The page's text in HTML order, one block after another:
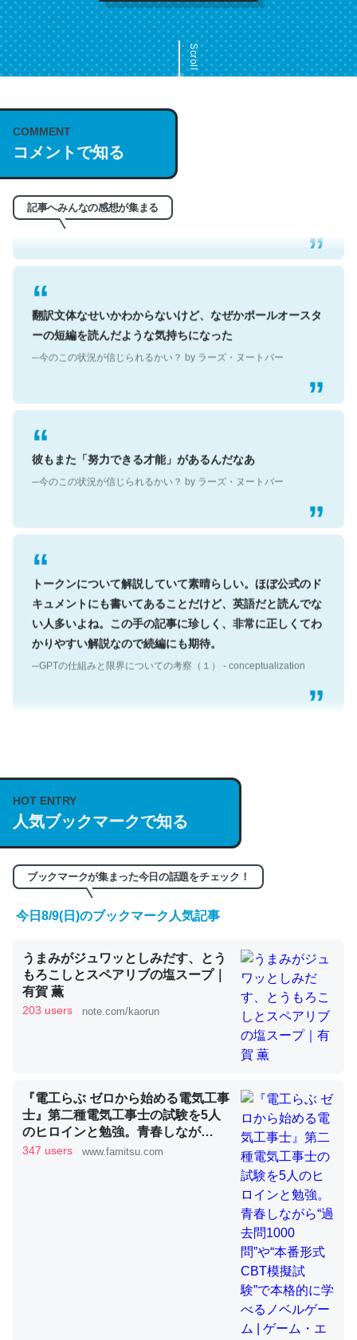
Scroll
COMMENT
コメントで知る
記事へみんなの感想が集まる
これは名文。彼はとてもクレバーなんだろうなと凄く思
う。英語少しでも読める人は原文もお勧め。自分はこの流
れ好き。Let’s Fucking Go. Then Covid hit. Shit.
─今のこの状況が信じられるかい？ by ラーズ・ヌートバー
翻訳文体なせいかわからないけど、なぜかポールオースタ
ーの短編を読んだような気持ちになった
彼もまた「努力できる才能」があるんだなあ
トークンについて解説していて素晴らしい。ほぼ公式のド
キュメントにも書いてあることだけど、英語だと読んでな
い人多いよね。この手の記事に珍しく、非常に正しくてわ
かりやすい解説なので続編にも期待。
説してる記事が少ないので貴重な良記事。/続編来た
https://isobe324649.hatenablog.com/entry/2023/03/27
/064121
─GPTの仕組みと限界についての考察（１） - conceptualization
くらい。小説でいう「ずっと前の伏線」は回収されないけ
ど、短期記憶というには多い分量。進化すればするほど分
かりやすく強くなりそう
─GPTの仕組みと限界についての考察（１） - conceptualization
昆虫ってカルシウム少ないのか。知らんかった。調べたら
コオロギのカルシウム分はエビの600分の1程度。
─ニュース :: 【研究発表】昆虫学の大問題＝「昆虫はなぜ海にいな
論文では「淡水はカルシウムも酸素も不足してて両方に不
利だから両方が拮抗してるのでは」とあって面白い。海に
いる鋏角類（カブトガニ・ウミグモ）はカルシウムを使わ
HOT ENTRY
人気ブックマークで知る
ブックマークが集まった今日の話題をチェック！
今日8/9(日)のブックマーク人気記事
うまみがジュワッとしみだす、とう
もろこしとスペアリブの塩スープ｜
有賀 薫
203 users note.com/kaorun
『電工らぶ ゼロから始める電気工事
士』第二種電気工事士の試験を5人
のヒロインと勉強。青春しなが
ら“過去問1000問”や“本番形式CBT
347 users www.famitsu.com